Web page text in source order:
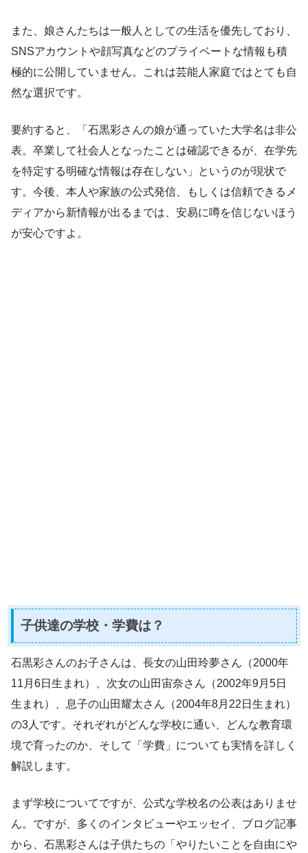
また、娘さんたちは一般人としての生活を優先しており、
SNSアカウントや顔写真などのプライベートな情報も積
極的に公開していません。これは芸能人家庭ではとても自
然な選択です。
要約すると、「石黒彩さんの娘が通っていた大学名は非公
表。卒業して社会人となったことは確認できるが、在学先
を特定する明確な情報は存在しない」というのが現状で
す。今後、本人や家族の公式発信、もしくは信頼できるメ
ディアから新情報が出るまでは、安易に噂を信じないほう
が安心ですよ。
子供達の学校・学費は？
石黒彩さんのお子さんは、長女の山田玲夢さん（2000年
11月6日生まれ）、次女の山田宙奈さん（2002年9月5日
生まれ）、息子の山田耀太さん（2004年8月22日生まれ）
の3人です。それぞれがどんな学校に通い、どんな教育環
境で育ったのか、そして「学費」についても実情を詳しく
解説します。
まず学校についてですが、公式な学校名の公表はありませ
ん。ですが、多くのインタビューやエッセイ、ブログ記事
から、石黒彩さんは子供たちの「やりたいことを自由にや